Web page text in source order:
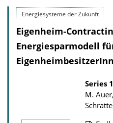
n
l
o
a
s
l
i
c
i
o
n
Energiesysteme der Zukunft
Eigenheim-
Energiesparmodell
Series
M.